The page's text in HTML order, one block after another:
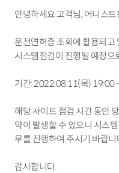
안녕하세요 고객님, 어니스트
운전면허증 조회에 활용되고
시스템점검이 진행될 예정으
기간: 2022.08.11(목) 19:00
해당 사이트 점검 시간 동안
약이 발생할 수 있으니 시스
무를 진행하여 주시기 바랍
감사합니다.